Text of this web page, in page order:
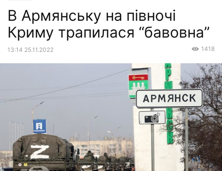
В Армянську на півночі
Криму трапилася “бавовна”
13:14 25.11.2022 1418